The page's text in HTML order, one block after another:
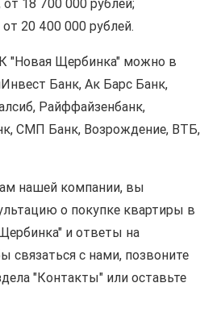
18 700 000 рублей;
20 400 000 рублей.
"Новая Щербинка" можно в
Банк, Ак Барс Банк,
Райффайзенбанк,
СМП Банк, Возрождение, ВТБ,
нашей компании, вы
о покупке квартиры в
и ответы на
связаться с нами, позвоните
"Контакты" или оставьте